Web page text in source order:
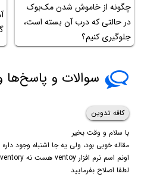
چگونه از خاموش شدن مک‌بوک
در حالتی که درب آن بسته است،
جلوگیری کنیم؟
سوالات و پاسخ‌ها
کافه تدوین
با سلام و وقت بخیر
مقاله خوبی بود، ولی یه جا اشتباه وجود داره
اونم اسم نرم افزار ventoy هست نه ventory
لطفا اصلاح بفرمایید